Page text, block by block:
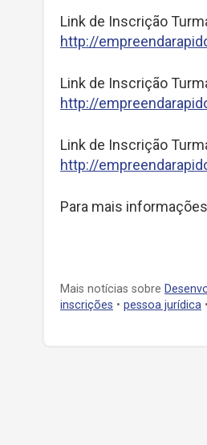
Link de Inscrição
http://
Link de Inscrição
http://
Link de Inscrição
http://
Para mais
Mais notícias sobre
inscrições • pessoa jurídica •